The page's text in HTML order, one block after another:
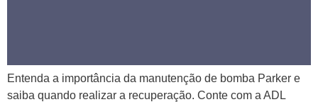
Entenda a importância da manutenção de bomba Parker e
saiba quando realizar a recuperação. Conte com a ADL